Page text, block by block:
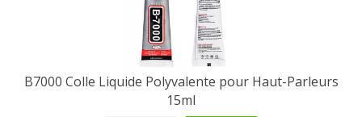
B7000 Colle Liquide Polyvalente pour Haut-Parleurs
15ml